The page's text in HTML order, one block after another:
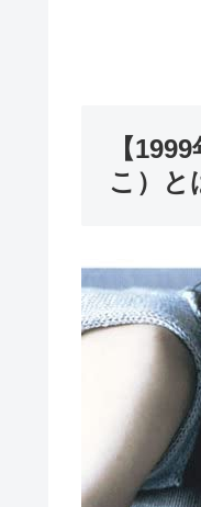
【
こ）と